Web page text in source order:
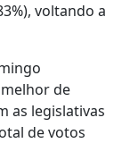
voltando a
de
as legislativas
de votos